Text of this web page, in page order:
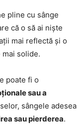
pline cu sânge
că o să ai niște
mai reflectă și o
solide.
poate fi o
sau a
sângele adesea
sau pierderea.